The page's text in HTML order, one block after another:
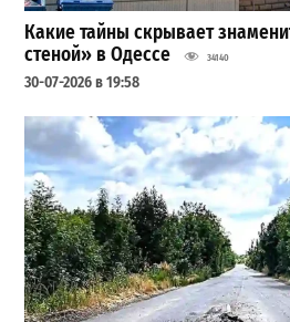
Какие тайны скрывает
стеной» в Одессе
34140
30-07-2026 в 19:58